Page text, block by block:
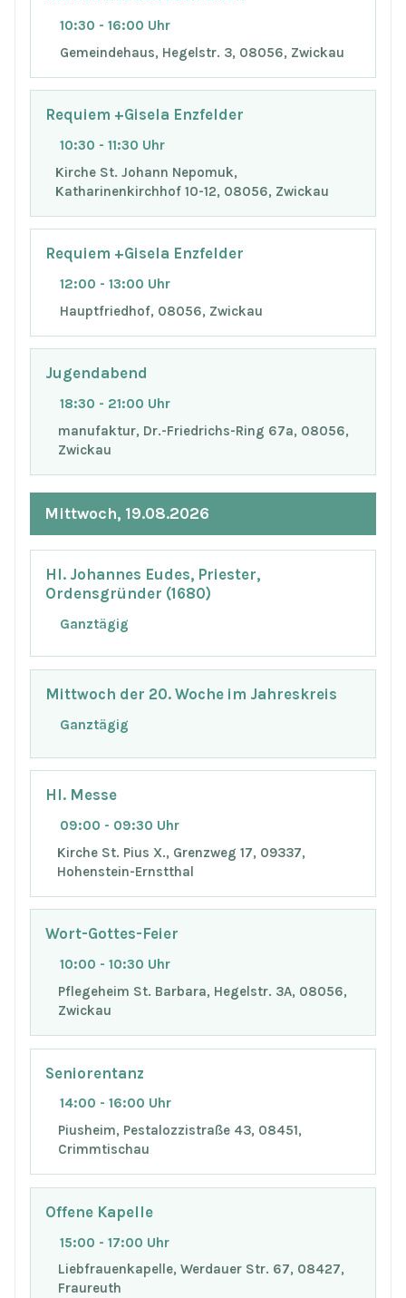
10:30 - 16:00 Uhr
Gemeindehaus, Hegelstr. 3, 08056, Zwickau
Requiem +Gisela Enzfelder
10:30 - 11:30 Uhr
Kirche St. Johann Nepomuk,
Katharinenkirchhof 10-12, 08056, Zwickau
Requiem +Gisela Enzfelder
12:00 - 13:00 Uhr
Hauptfriedhof, 08056, Zwickau
Jugendabend
18:30 - 21:00 Uhr
manufaktur, Dr.-Friedrichs-Ring 67a, 08056,
Zwickau
Mittwoch, 19.08.2026
Hl. Johannes Eudes, Priester,
Ordensgründer (1680)
Ganztägig
Mittwoch der 20. Woche im Jahreskreis
Ganztägig
Hl. Messe
09:00 - 09:30 Uhr
Kirche St. Pius X., Grenzweg 17, 09337,
Hohenstein-Ernstthal
Wort-Gottes-Feier
10:00 - 10:30 Uhr
Pflegeheim St. Barbara, Hegelstr. 3A, 08056,
Zwickau
Seniorentanz
14:00 - 16:00 Uhr
Piusheim, Pestalozzistraße 43, 08451,
Crimmtischau
Offene Kapelle
15:00 - 17:00 Uhr
Liebfrauenkapelle, Werdauer Str. 67, 08427,
Fraureuth